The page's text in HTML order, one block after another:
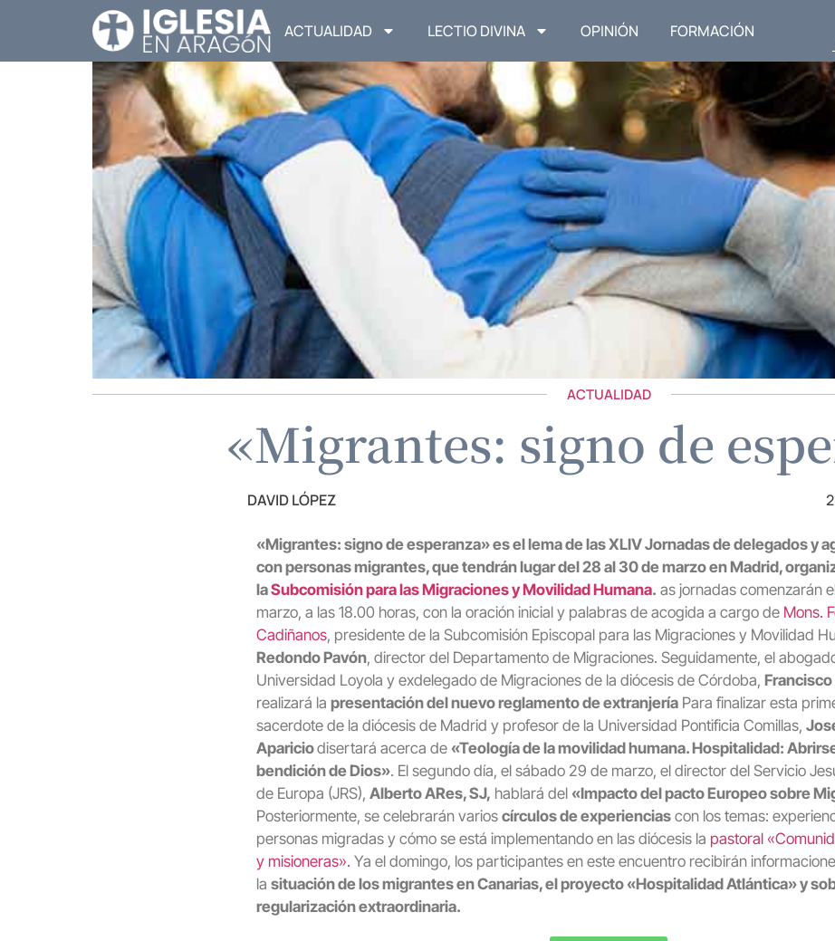
ACTUALIDAD LECTIO DIVINA OPINIÓN FORMACIÓN
ACTUALIDAD
«Migrantes: signo de
DAVID LÓPEZ
«Migrantes: signo de esperanza» es el lema de las XLIV Jornadas de delegados y
con personas migrantes, que tendrán lugar del 28 al 30 de marzo en Madrid,
laSubcomisión para las Migraciones y Movilidad Humana. as jornadas comenzarán
marzo, a las 18.00 horas, con la oración inicial y palabras de acogida a cargo de Mons.
Cadiñanos, presidente de la Subcomisión Episcopal para las Migraciones y Movilidad
Redondo Pavón, director del Departamento de Migraciones. Seguidamente, el
Universidad Loyola y exdelegado de Migraciones de la diócesis de Córdoba,
realizará la presentación del nuevo reglamento de extranjería Para finalizar esta
sacerdote de la diócesis de Madrid y profesor de la Universidad Pontificia Comillas,
Apariciodisertará acerca de «Teología de la movilidad humana. Hospitalidad:
bendición de Dios». El segundo día, el sábado 29 de marzo, el director del Servicio
de Europa (JRS), Alberto ARes, SJ, hablará del «Impacto del pacto Europeo sobre
Posteriormente, se celebrarán varios círculos de experiencias con los temas:
personas migradas y cómo se está implementando en las diócesis la pastoral
y misioneras». Ya el domingo, los participantes en este encuentro recibirán
la situación de los migrantes en Canarias, el proyecto «Hospitalidad Atlántica» y
regularización extraordinaria.